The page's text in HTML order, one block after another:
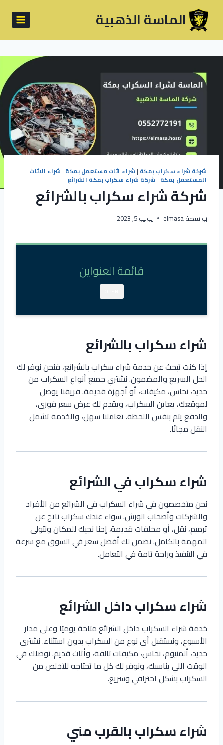
المحتوى
الماسة الذهبية
شركة شراء سكراب بمكة | شراء اثاث مستعمل بمكة | شراء الاثاث
المستعمل بمكة | شركة شراء سكراب بمكة الشرائع
شركة شراء سكراب بالشرائع
بواسطةelmasa يونيو 5, 2023
قائمة العنواين
شراء سكراب بالشرائع
إذا كنت تبحث عن خدمة شراء سكراب بالشرائع، فنحن نوفر لك
الحل السريع والمضمون. نشتري جميع أنواع السكراب من
حديد، نحاس، مكيفات، أو أجهزة قديمة. فريقنا يوصل
لموقعك، يعاين السكراب، ويقدم لك عرض سعر فوري،
والدفع يتم بنفس اللحظة. تعاملنا سهل، والخدمة تشمل
النقل مجانًا.
شراء سكراب في الشرائع
نحن متخصصون في شراء السكراب في الشرائع من الأفراد
والشركات وأصحاب الورش. سواء عندك سكراب ناتج عن
ترميم، نقل، أو مخلفات قديمة، إحنا نجيك للمكان ونتولى
المهمة بالكامل. نضمن لك أفضل سعر في السوق مع سرعة
في التنفيذ وراحة تامة في التعامل.
شراء سكراب داخل الشرائع
خدمة شراء السكراب داخل الشرائع متاحة يوميًا وعلى مدار
الأسبوع، ونستقبل أي نوع من السكراب بدون استثناء. نشتري
حديد، ألمنيوم، نحاس، مكيفات تالفة، وأثاث قديم. نوصلك في
الوقت اللي يناسبك، ونوفر لك كل ما تحتاجه للتخلص من
السكراب بشكل احترافي وسريع.
شراء سكراب بالقرب مني